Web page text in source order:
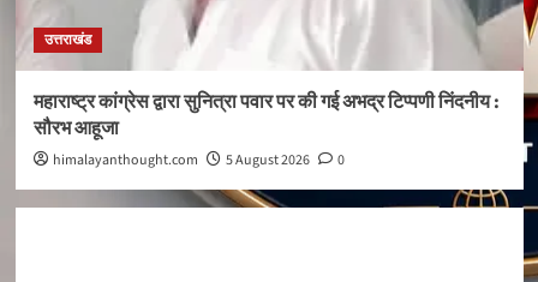
उत्तराखंड
महाराष्ट्र कांग्रेस द्वारा सुनित्रा पवार पर की गई अभद्र टिप्पणी निंदनीय :
सौरभ आहूजा
himalayanthought.com 5 August 2026 0